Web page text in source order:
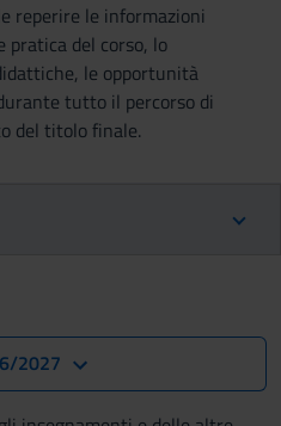
reperire le informazioni
pratica del corso, lo
le opportunità
tutto il percorso di
del titolo finale.
2027